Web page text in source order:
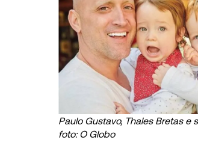
Paulo Gustavo, Thales Bretas e
foto: O Globo